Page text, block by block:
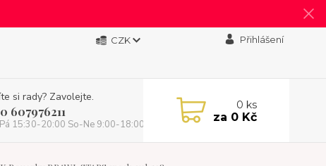
CZK Přihlášení
si rady? Zavolejte.
607976211
15:30-20:00 So-Ne 9:00-18:00)
0 ks
za 0 Kč